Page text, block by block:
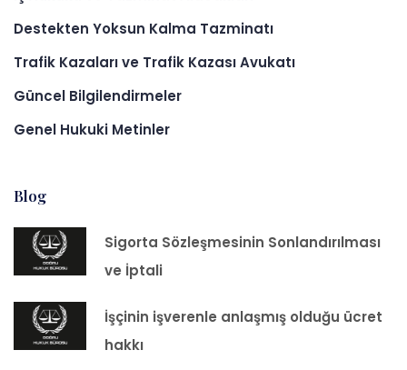
Destekten Yoksun Kalma Tazminatı
Trafik Kazaları ve Trafik Kazası Avukatı
Güncel Bilgilendirmeler
Genel Hukuki Metinler
Blog
Sigorta Sözleşmesinin Sonlandırılması
ve İptali
İşçinin işverenle anlaşmış olduğu ücret
hakkı